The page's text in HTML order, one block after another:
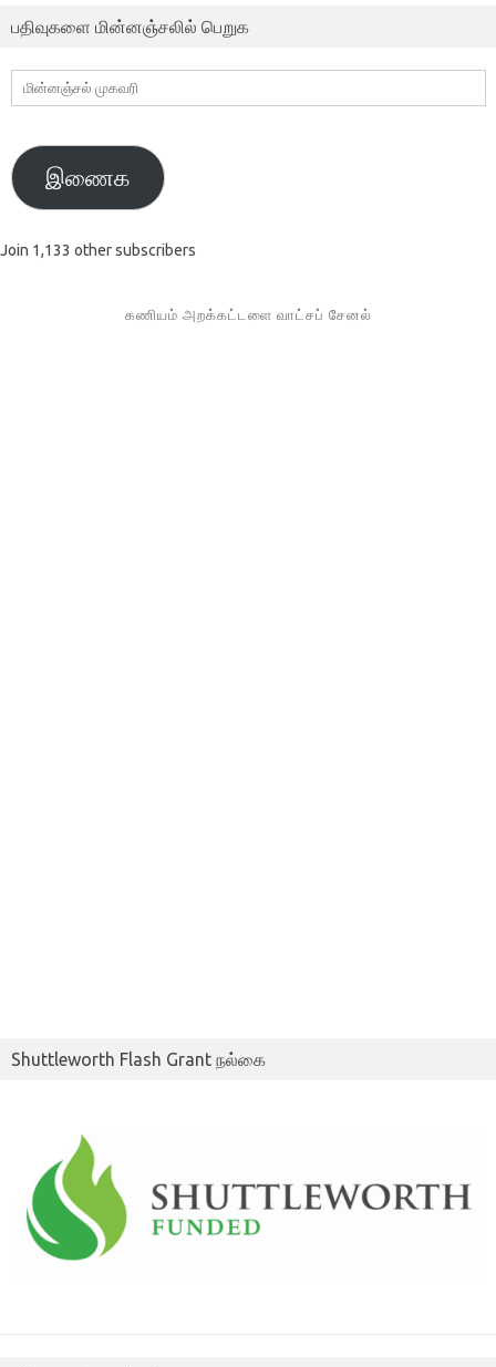
பதிவுகளை மின்னஞ்சலில் பெறுக
மின்னஞ்சல்
முகவரி
இணைக
Join 1,133 other subscribers
கணியம் அறக்கட்டளை வாட்சப் சேனல்
Shuttleworth Flash Grant நல்கை